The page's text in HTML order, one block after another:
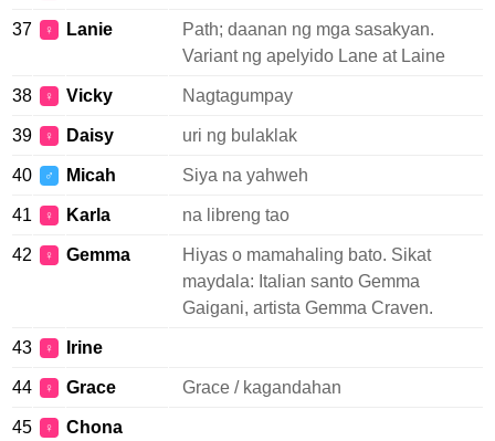
37 ♀ Lanie
Path; daanan ng mga sasakyan.
Variant ng apelyido Lane at Laine
38 ♀ Vicky Nagtagumpay
39 ♀ Daisy uri ng bulaklak
40 ♂ Micah Siya na yahweh
41 ♀ Karla na libreng tao
42 ♀ Gemma
Hiyas o mamahaling bato. Sikat
maydala: Italian santo Gemma
Gaigani, artista Gemma Craven.
43 ♀ Irine
44 ♀ Grace Grace / kagandahan
45 ♀ Chona